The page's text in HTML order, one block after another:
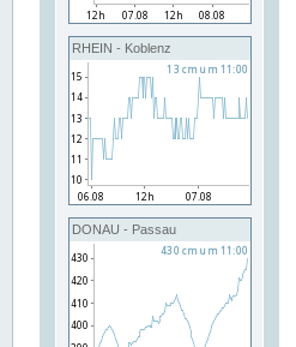
RHEIN - Koblenz
DONAU - Passau